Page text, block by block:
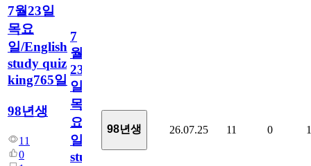
7월23일
목요
일/English
study quiz
king765일
98년생
11
0
7
월
23
일
목
요
일/English
study
98년생 26.07.25 11 0 1